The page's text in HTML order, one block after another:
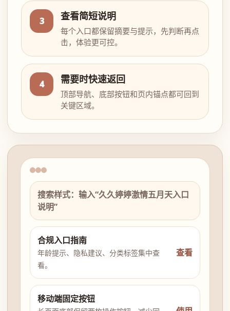
3 查看简短说明
每个入口都保留摘要与提示，先判断再点
击，体验更可控。
4 需要时快速返回
顶部导航、底部按钮和页内锚点都可回到
关键区域。
搜索样式：输入“久久婷婷激情五月天入口
说明”
合规入口指南
年龄提示、隐私建议、分类标签集中查
看。
查看
移动端固定按钮